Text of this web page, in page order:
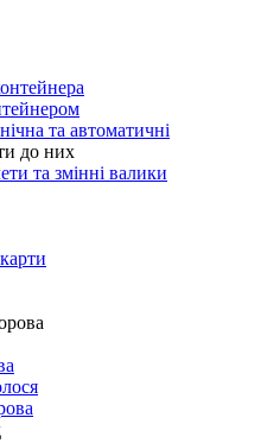
та автоматичні
до них
та змінні валики